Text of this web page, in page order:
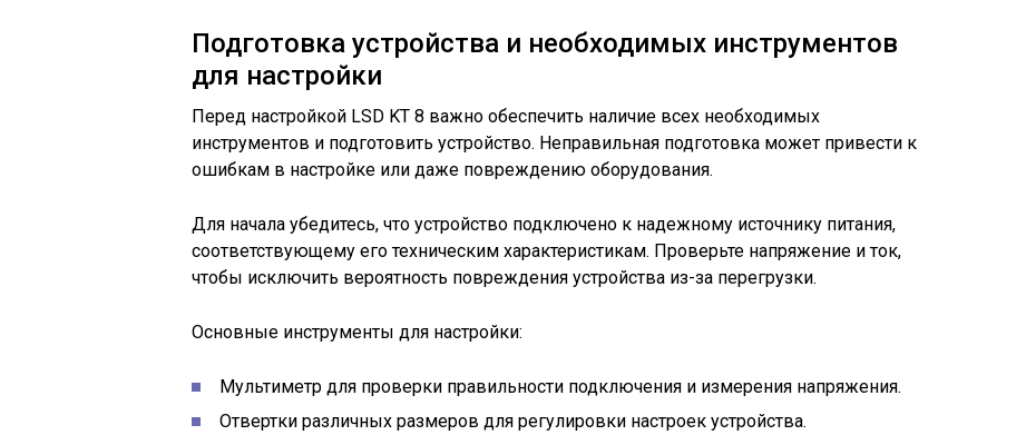
Подготовка устройства и необходимых инструментов
для настройки
Перед настройкой LSD KT 8 важно обеспечить наличие всех необходимых
инструментов и подготовить устройство. Неправильная подготовка может привести к
ошибкам в настройке или даже повреждению оборудования.
Для начала убедитесь, что устройство подключено к надежному источнику питания,
соответствующему его техническим характеристикам. Проверьте напряжение и ток,
чтобы исключить вероятность повреждения устройства из-за перегрузки.
Основные инструменты для настройки:
Мультиметр для проверки правильности подключения и измерения напряжения.
Отвертки различных размеров для регулировки настроек устройства.